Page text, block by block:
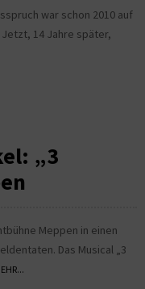
war schon 2010 auf
14 Jahre später,
„3
Meppen in einen
Das Musical „3